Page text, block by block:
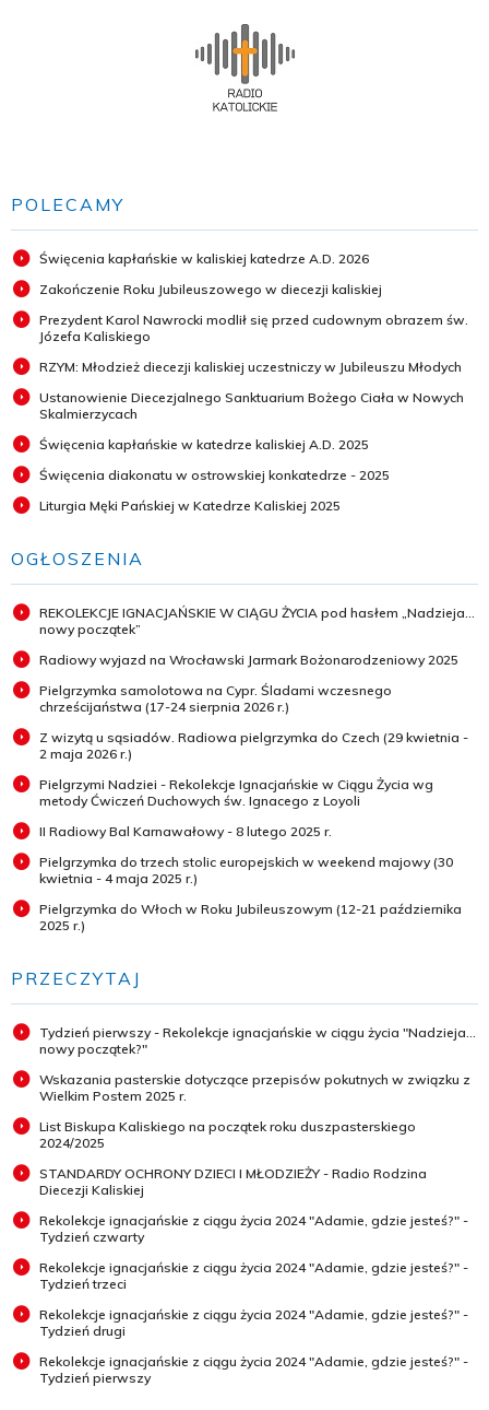
POLECAMY
Święcenia kapłańskie w kaliskiej katedrze A.D. 2026
Zakończenie Roku Jubileuszowego w diecezji kaliskiej
Prezydent Karol Nawrocki modlił się przed cudownym obrazem św.
Józefa Kaliskiego
RZYM: Młodzież diecezji kaliskiej uczestniczy w Jubileuszu Młodych
Ustanowienie Diecezjalnego Sanktuarium Bożego Ciała w Nowych
Skalmierzycach
Święcenia kapłańskie w katedrze kaliskiej A.D. 2025
Święcenia diakonatu w ostrowskiej konkatedrze - 2025
Liturgia Męki Pańskiej w Katedrze Kaliskiej 2025
OGŁOSZENIA
REKOLEKCJE IGNACJAŃSKIE W CIĄGU ŻYCIA pod hasłem „Nadzieja...
nowy początek”
Radiowy wyjazd na Wrocławski Jarmark Bożonarodzeniowy 2025
Pielgrzymka samolotowa na Cypr. Śladami wczesnego
chrześcijaństwa (17-24 sierpnia 2026 r.)
Z wizytą u sąsiadów. Radiowa pielgrzymka do Czech (29 kwietnia -
2 maja 2026 r.)
Pielgrzymi Nadziei - Rekolekcje Ignacjańskie w Ciągu Życia wg
metody Ćwiczeń Duchowych św. Ignacego z Loyoli
II Radiowy Bal Karnawałowy - 8 lutego 2025 r.
Pielgrzymka do trzech stolic europejskich w weekend majowy (30
kwietnia - 4 maja 2025 r.)
Pielgrzymka do Włoch w Roku Jubileuszowym (12-21 października
2025 r.)
PRZECZYTAJ
Tydzień pierwszy - Rekolekcje ignacjańskie w ciągu życia "Nadzieja...
nowy początek?"
Wskazania pasterskie dotyczące przepisów pokutnych w związku z
Wielkim Postem 2025 r.
List Biskupa Kaliskiego na początek roku duszpasterskiego
2024/2025
STANDARDY OCHRONY DZIECI I MŁODZIEŻY - Radio Rodzina
Diecezji Kaliskiej
Rekolekcje ignacjańskie z ciągu życia 2024 "Adamie, gdzie jesteś?" -
Tydzień czwarty
Rekolekcje ignacjańskie z ciągu życia 2024 "Adamie, gdzie jesteś?" -
Tydzień trzeci
Rekolekcje ignacjańskie z ciągu życia 2024 "Adamie, gdzie jesteś?" -
Tydzień drugi
Rekolekcje ignacjańskie z ciągu życia 2024 "Adamie, gdzie jesteś?" -
Tydzień pierwszy